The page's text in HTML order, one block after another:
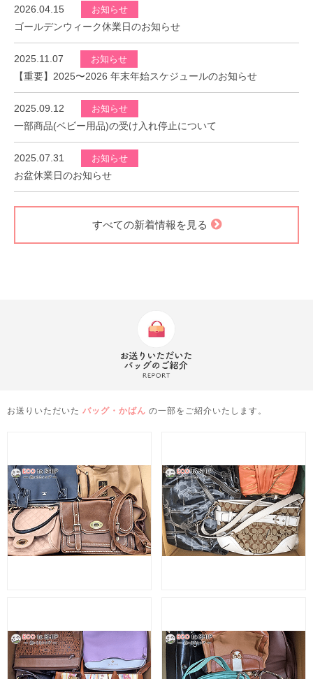
2026.04.15 お知らせ
ゴールデンウィーク休業日のお知らせ
2025.11.07 お知らせ
【重要】2025〜2026 年末年始スケジュールのお知らせ
2025.09.12 お知らせ
一部商品(ベビー用品)の受け入れ停止について
2025.07.31 お知らせ
お盆休業日のお知らせ
すべての新着情報を見る
お送りいただいた バッグ・かばん の一部をご紹介いたします。